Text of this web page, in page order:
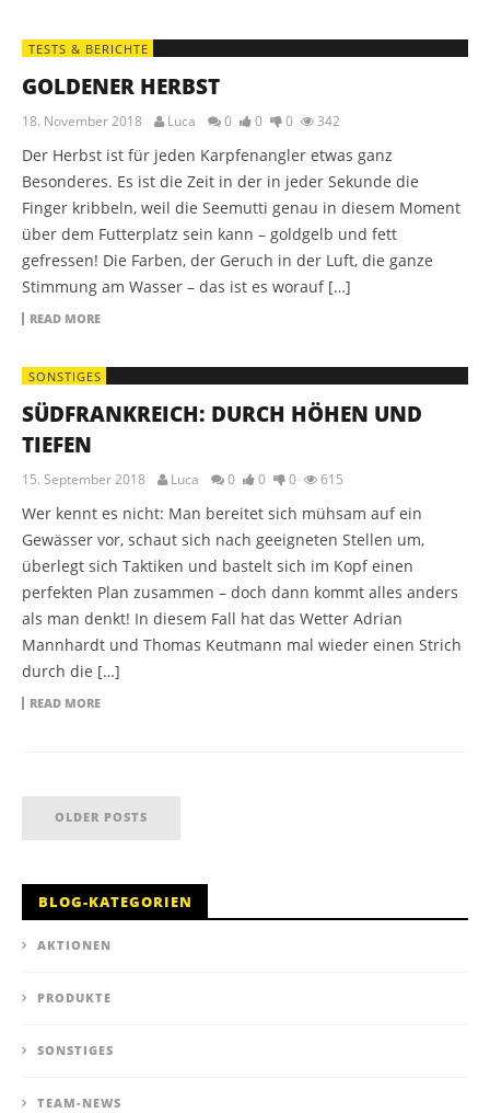
TESTS & BERICHTE
GOLDENER HERBST
18. November 2018 Luca 0 0 0 342
Der Herbst ist für jeden Karpfenangler etwas ganz
Besonderes. Es ist die Zeit in der in jeder Sekunde die
Finger kribbeln, weil die Seemutti genau in diesem Moment
über dem Futterplatz sein kann – goldgelb und fett
gefressen! Die Farben, der Geruch in der Luft, die ganze
Stimmung am Wasser – das ist es worauf […]
READ MORE
SONSTIGES
SÜDFRANKREICH: DURCH HÖHEN UND
TIEFEN
15. September 2018 Luca 0 0 0 615
Wer kennt es nicht: Man bereitet sich mühsam auf ein
Gewässer vor, schaut sich nach geeigneten Stellen um,
überlegt sich Taktiken und bastelt sich im Kopf einen
perfekten Plan zusammen – doch dann kommt alles anders
als man denkt! In diesem Fall hat das Wetter Adrian
Mannhardt und Thomas Keutmann mal wieder einen Strich
durch die […]
READ MORE
OLDER POSTS
BLOG-KATEGORIEN
AKTIONEN
PRODUKTE
SONSTIGES
TEAM-NEWS